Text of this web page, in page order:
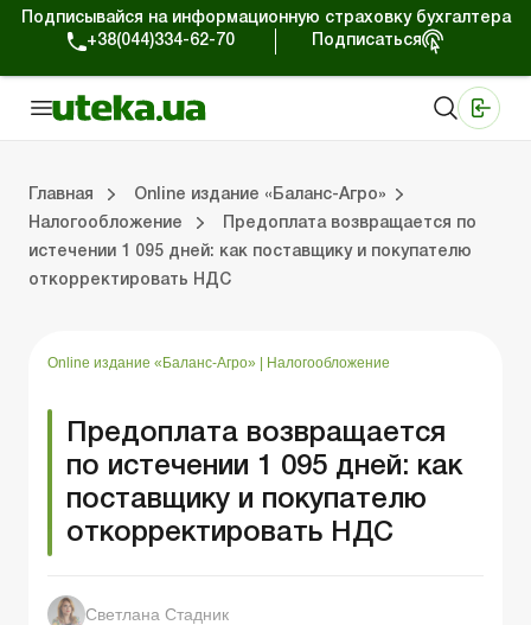
Подписывайся на информационную страховку бухгалтера
+38(044)334-62-70
Подписаться
Главная
Online издание «Баланс-Агро»
Налогообложение
Предоплата возвращается по
истечении 1 095 дней: как поставщику и покупателю
откорректировать НДС
Online издание «Баланс-Агро» Налогообложение
Предоплата возвращается
по истечении 1 095 дней: как
поставщику и покупателю
откорректировать НДС
Светлана Стадник